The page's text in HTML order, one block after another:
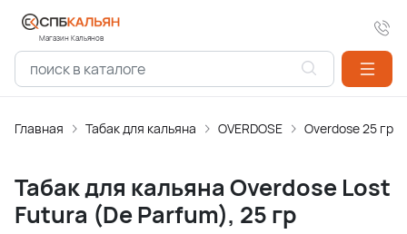
Магазин Кальянов
Главная Табак для кальяна OVERDOSE Overdose 25 гр
Табак для кальяна Overdose Lost
Futura (De Parfum), 25 гр